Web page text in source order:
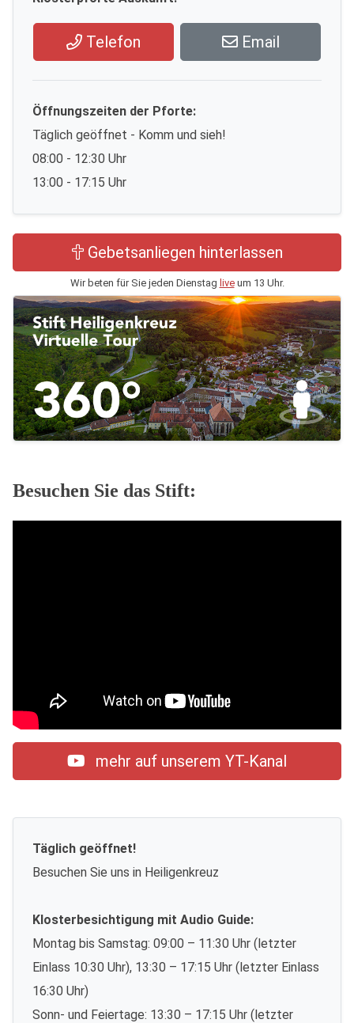
Telefon Email
Öffnungszeiten der Pforte:
Täglich geöffnet - Komm und sieh!
08:00 - 12:30 Uhr
13:00 - 17:15 Uhr
Gebetsanliegen hinterlassen
Wir beten für Sie jeden Dienstag liveum 13 Uhr.
Besuchen Sie das Stift:
mehr auf unserem YT-Kanal
Täglich geöffnet!
Besuchen Sie uns in Heiligenkreuz
Klosterbesichtigung mit Audio Guide:
Montag bis Samstag: 09:00 – 11:30 Uhr (letzter
Einlass 10:30 Uhr), 13:30 – 17:15 Uhr (letzter Einlass
16:30 Uhr)
Sonn- und Feiertage: 13:30 – 17:15 Uhr (letzter